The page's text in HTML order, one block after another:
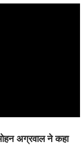
अग्रवाल ने कहा